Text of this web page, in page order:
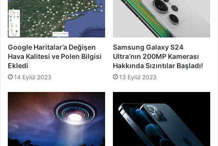
Google Haritalar’a Değişen
Hava Kalitesi ve Polen Bilgisi
Ekledi
14 Eylül 2023
Samsung Galaxy S24
Ultra’nın 200MP Kamerası
Hakkında Sızıntılar Başladı!
13 Eylül 2023